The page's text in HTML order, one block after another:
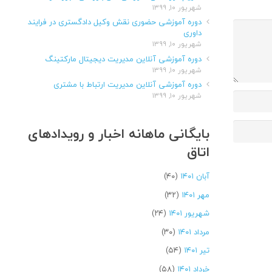
شهریور ۱۰, ۱۳۹۹
دوره آموزشی حضوری نقش وکیل دادگستری در فرایند
داوری
شهریور ۱۰, ۱۳۹۹
دوره آموزشی آنلاین مدیریت دیجیتال مارکتینگ
شهریور ۱۰, ۱۳۹۹
دوره آموزشی آنلاین مدیریت ارتباط با مشتری
شهریور ۱۰, ۱۳۹۹
بایگانی ماهانه اخبار و رویدادهای
اتاق
آبان ۱۴۰۱
(۴۰)
مهر ۱۴۰۱
(۳۲)
شهریور ۱۴۰۱
(۲۴)
مرداد ۱۴۰۱
(۳۰)
تیر ۱۴۰۱
(۵۴)
خرداد ۱۴۰۱
(۵۸)